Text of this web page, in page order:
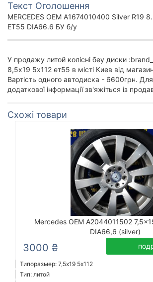
Текст Оголошення
MERCEDES OEM A1674010400 Silver R19
ET55 DIA66.6 БУ б/у
У продажу литой колісні беу диски
8,5х19 5х112 ет55 в місті Киев від
Вартість одного автодиска - 6600грн.
додаткової інформації зв'яжіться із
Схожі товари
Mercedes OEM A2044011502
DIA66,6 (silver)
3000 ₴
Типоразмер: 7,5x19 5х112
Тип: литой